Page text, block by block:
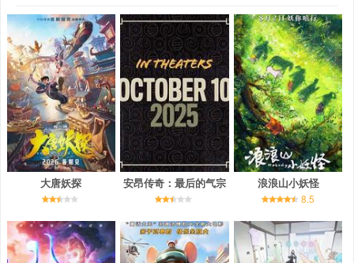
大唐妖探 安昂传奇：最后的气宗 浪浪山小妖怪
8.5